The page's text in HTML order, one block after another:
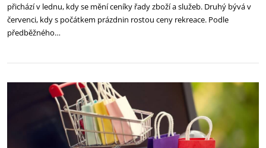
přichází v lednu, kdy se mění ceníky řady zboží a služeb. Druhý bývá v
červenci, kdy s počátkem prázdnin rostou ceny rekreace. Podle
předběžného…